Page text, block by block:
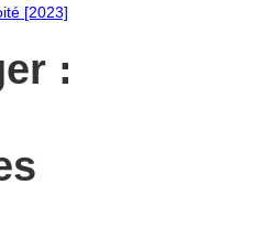
[2023]
: